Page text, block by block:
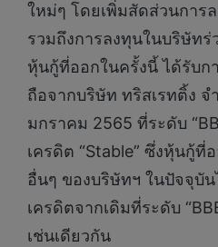
ใหม่ๆ โดยเพิ่มสัดส่วนการ
รวมถึงการลงทุนในบริษัท
หุ้นกู้ที่ออกในครั้งนี้ ได้รับก
ถือจากบริษัท ทริสเรทติ้ง จ
มกราคม 2565 ที่ระดับ
เครดิต “Stable” ซึ่งหุ้นกู้
อื่นๆ ของบริษัทฯ ในปัจจุบั
เครดิตจากเดิมที่ระดับ
เช่นเดียวกัน